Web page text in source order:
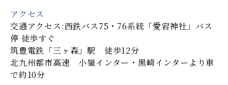
アクセス
交通アクセス:西鉄バス75・76系統「愛宕神社」バス
停 徒歩すぐ
筑豊電鉄「三ヶ森」駅 徒歩12分
北九州都市高速 小嶺インター・黒崎インターより車
で約10分